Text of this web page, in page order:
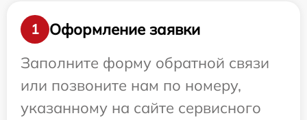
1
Оформление заявки
Заполните форму обратной связи
или позвоните нам по номеру,
указанному на сайте сервисного